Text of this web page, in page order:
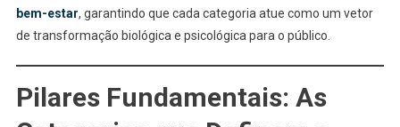
bem-estar, garantindo que cada categoria atue como um vetor
de transformação biológica e psicológica para o público.
Pilares Fundamentais: As